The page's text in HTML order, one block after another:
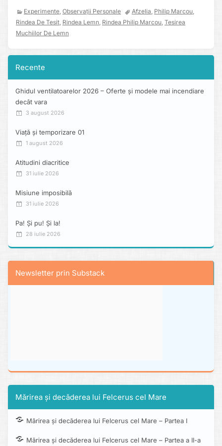
Experimente Observații Personale Afzelia Philip Marcou
Rindea De Tesit Rindea Lemn Rindea Philip Marcou Tesirea
Muchiilor De Lemn
Recente
Ghidul ventilatoarelor 2026 – Oferte și modele mai incendiare
decât vara
3 august 2026
Viață și temporizare 01
1 august 2026
Atitudini diacritice
31 iulie 2026
Misiune imposibilă
31 iulie 2026
Pa! Și pu! Și la!
28 iulie 2026
Newsletter prin Substack
Mărirea și decăderea lui Felcerus cel Mare
Mărirea și decăderea lui Felcerus cel Mare – Partea I
Mărirea și decăderea lui Felcerus cel Mare – Partea a II-a